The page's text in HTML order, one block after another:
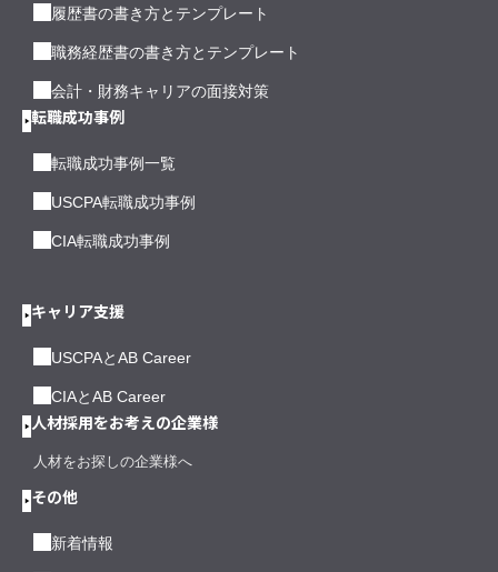
履歴書の書き方とテンプレート
職務経歴書の書き方とテンプレート
会計・財務キャリアの面接対策
転職成功事例
転職成功事例一覧
USCPA転職成功事例
CIA転職成功事例
キャリア支援
USCPAとAB Career
CIAとAB Career
人材採用をお考えの企業様
人材をお探しの企業様へ
その他
新着情報